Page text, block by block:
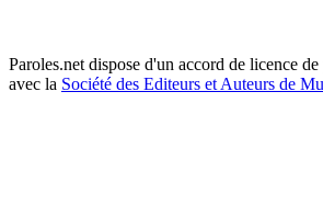
Paroles.net dispose d'un accord de licence
avec la Société des Editeurs et Auteurs de